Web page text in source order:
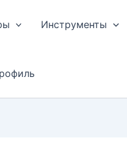
Инструменты